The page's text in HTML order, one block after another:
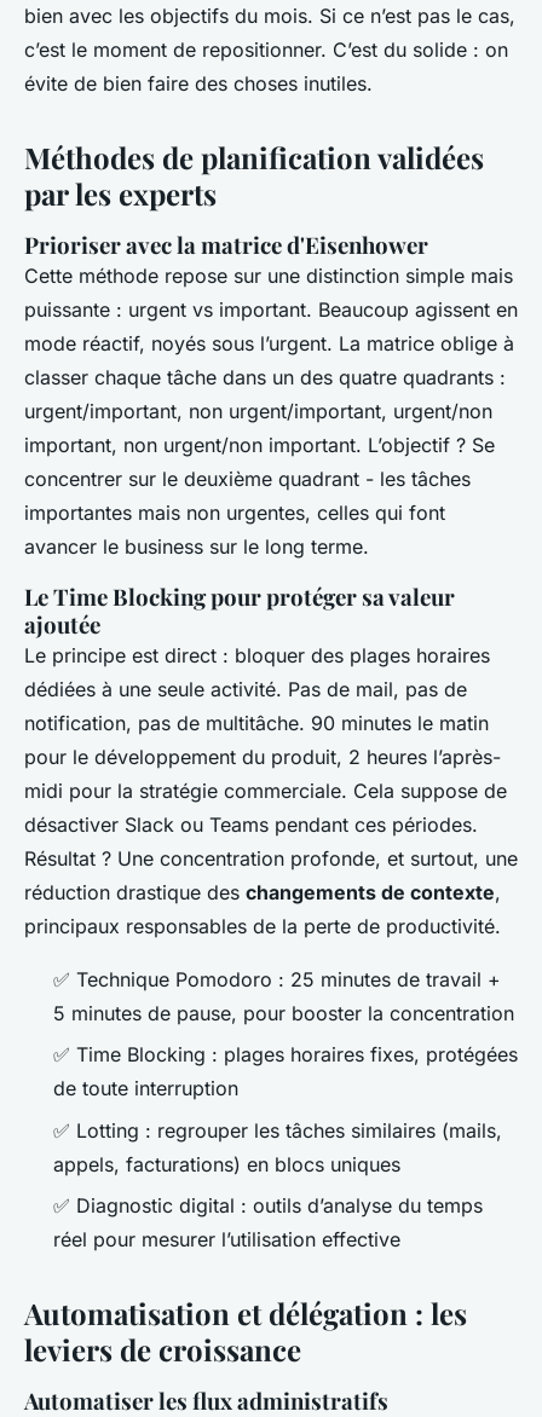
bien avec les objectifs du mois. Si ce n’est pas le cas,
c’est le moment de repositionner. C’est du solide : on
évite de bien faire des choses inutiles.
Méthodes de planification validées
par les experts
Prioriser avec la matrice d'Eisenhower
Cette méthode repose sur une distinction simple mais
puissante : urgent vs important. Beaucoup agissent en
mode réactif, noyés sous l’urgent. La matrice oblige à
classer chaque tâche dans un des quatre quadrants :
urgent/important, non urgent/important, urgent/non
important, non urgent/non important. L’objectif ? Se
concentrer sur le deuxième quadrant - les tâches
importantes mais non urgentes, celles qui font
avancer le business sur le long terme.
Le Time Blocking pour protéger sa valeur
ajoutée
Le principe est direct : bloquer des plages horaires
dédiées à une seule activité. Pas de mail, pas de
notification, pas de multitâche. 90 minutes le matin
pour le développement du produit, 2 heures l’après-
midi pour la stratégie commerciale. Cela suppose de
désactiver Slack ou Teams pendant ces périodes.
Résultat ? Une concentration profonde, et surtout, une
réduction drastique des changements de contexte,
principaux responsables de la perte de productivité.
✅ Technique Pomodoro : 25 minutes de travail +
5 minutes de pause, pour booster la concentration
✅ Time Blocking : plages horaires fixes, protégées
de toute interruption
✅ Lotting : regrouper les tâches similaires (mails,
appels, facturations) en blocs uniques
✅ Diagnostic digital : outils d’analyse du temps
réel pour mesurer l’utilisation effective
Automatisation et délégation : les
leviers de croissance
Automatiser les flux administratifs